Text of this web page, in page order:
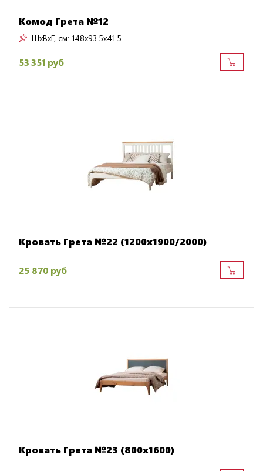
Комод Грета №12
ШxВxГ, см: 148x93.5x41.5
53 351 руб
Кровать Грета №22 (1200х1900/2000)
25 870 руб
Кровать Грета №23 (800х1600)